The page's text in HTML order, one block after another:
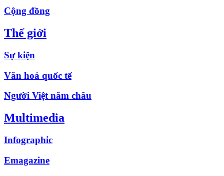
Cộng đồng
Thế giới
Sự kiện
Văn hoá quốc tế
Người Việt năm châu
Multimedia
Infographic
Emagazine